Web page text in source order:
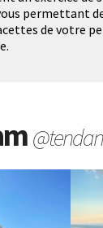
permettant
de votre